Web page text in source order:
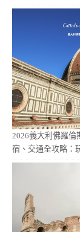
2026義大利佛羅倫
宿、交通全攻略：